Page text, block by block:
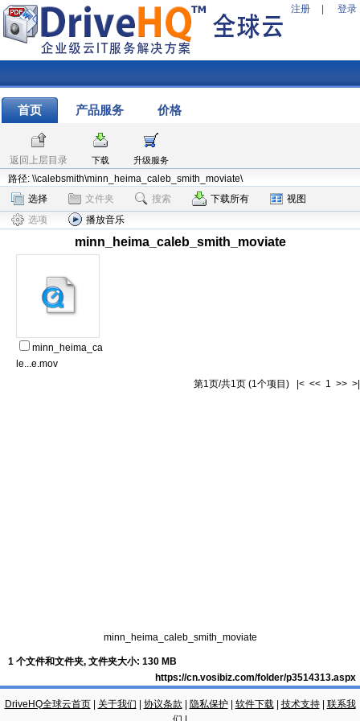
注册 登录
首页 产品服务 价格
返回上层目录 下载 升级服务
路径: \\calebsmith\minn_heima_caleb_smith_moviate\
选择
文件夹 搜索 下载所有
视图
选项
播放音乐
minn_heima_caleb_smith_moviate
minn_heima_ca
le...e.mov
第1页/共1页 (1个项目) |< << 1 >> >|
minn_heima_caleb_smith_moviate
1 个文件和文件夹, 文件夹大小: 130 MB
https://cn.vosibiz.com/folder/p3514313.aspx
DriveHQ全球云首页| 关于我们 协议条款 隐私保护| 软件下载| 技术支持| 联系我